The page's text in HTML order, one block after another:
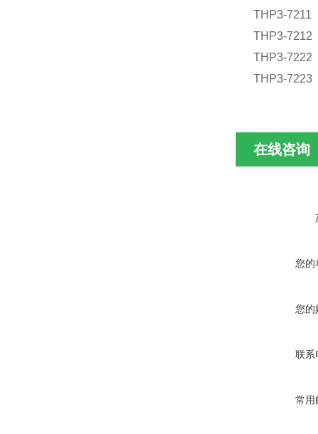
THP3-7211
THP3-7212
THP3-7222
THP3-7223
在线咨询
您的
您的
联系
常用